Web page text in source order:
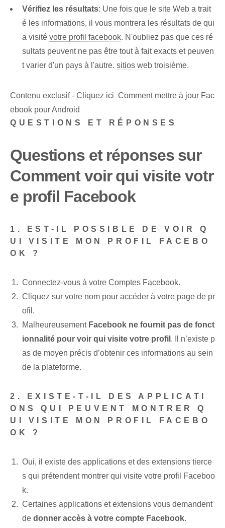
Vérifiez les résultats: Une fois que le site Web a ‌trait
é les informations, il vous montrera les résultats de qui⁤
a⁤ visité votre profil facebook. N'oubliez pas que ces ré
sultats⁢ peuvent ne pas être tout à fait exacts et peuven
t varier d'un pays à l'autre. sitios web troisième.
Contenu exclusif - Cliquez ici Comment mettre à jour Fac
ebook pour Android
QUESTIONS ET RÉPONSES
Questions et réponses sur
Comment voir qui visite votr
e profil Facebook
1. EST-IL POSSIBLE DE VOIR Q
UI VISITE MON PROFIL FACEBO
OK ?
Connectez-vous à votre Comptes Facebook.
Cliquez⁢ sur votre nom pour accéder à votre ⁢page de pr
ofil.
Malheureusement Facebook ne fournit pas de fonct
ionnalité pour voir qui visite votre profil . Il n’existe p
as de moyen précis d’obtenir ces informations au sein
de la plateforme.
2. EXISTE-T-IL DES APPLICATI
ONS QUI PEUVENT MONTRER Q
UI VISITE MON PROFIL FACEBO
OK ?
Oui, il existe des applications et des extensions tierce
s qui prétendent montrer qui visite votre profil Faceboo
k.
Certaines applications et extensions⁤ vous demandent
de donner accès à votre compte Facebook.